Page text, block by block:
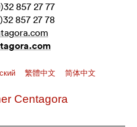
857 27 77
857 27 78
繁體中文 简体中文
Centagora